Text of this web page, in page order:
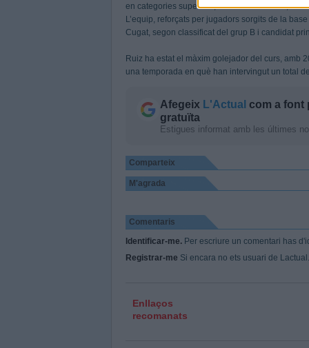
en categories superiors, com Jan Canudas,
L’equip, reforçats per jugadors sorgits de la
Cugat, segon classificat del grup B i candidat
Ruiz ha estat el màxim golejador del curs, amb
una temporada en què han intervingut un total
Afegeix L'Actual com a font
gratuïta
Estigues informat amb les últimes
Comparteix
M'agrada
Comentaris
Identificar-me. Per escriure un comentari has
Registrar-me Si encara no ets usuari de
Enllaços
recomanats